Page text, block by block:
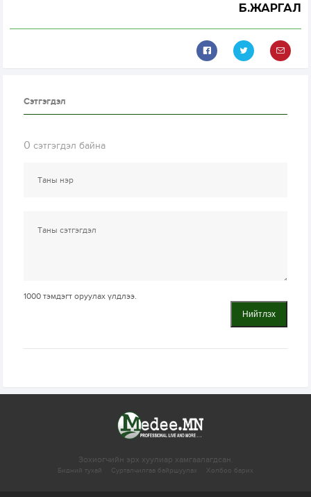
Б.ЖАРГАЛ
Сэтгэгдэл
0 сэтгэгдэл байна
1000 тэмдэгт оруулах үлдлээ.
Нийтлэх
Зохиогчийн эрх хуулиар хамгаалагдсан.
Бидний тухай Сурталчилгаа байршуулах Холбоо барих